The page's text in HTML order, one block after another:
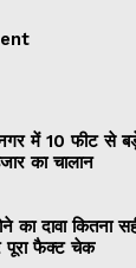
में 10 फीट से
का चालान
दावा कितना
पूरा फैक्ट चेक